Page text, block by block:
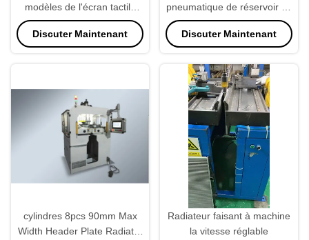
modèles de l'écran tactile
200, PLC de machines de
fabrication de radiateur
Discuter Maintenant
pneumatique de réservoir en
plastique semi automatique
de radiateur
Discuter Maintenant
cylindres 8pcs 90mm Max
Width Header Plate Radiator
Radiateur faisant à machine
la vitesse réglable